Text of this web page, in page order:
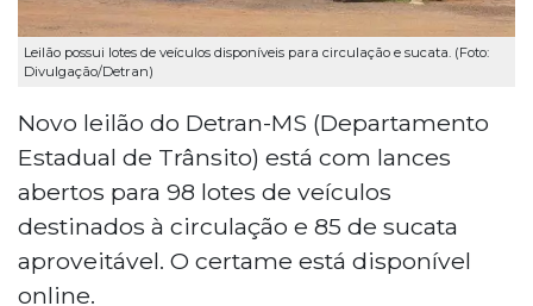
Leilão possui lotes de veículos disponíveis para circulação e sucata. (Foto:
Divulgação/Detran)
Novo leilão do Detran-MS (Departamento
Estadual de Trânsito) está com lances
abertos para 98 lotes de veículos
destinados à circulação e 85 de sucata
aproveitável. O certame está disponível
online.